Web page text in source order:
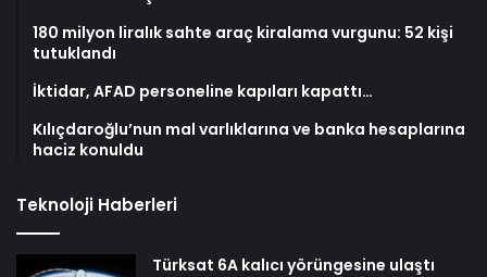
180 milyon liralık sahte araç kiralama vurgunu: 52 kişi
tutuklandı
İktidar, AFAD personeline kapıları kapattı…
Kılıçdaroğlu’nun mal varlıklarına ve banka hesaplarına
haciz konuldu
Teknoloji Haberleri
Türksat 6A kalıcı yörüngesine ulaştı